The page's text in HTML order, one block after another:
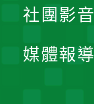
社團影音
媒體報導